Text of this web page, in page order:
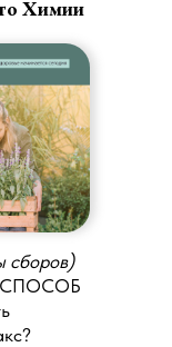
сборов)
СПОСОБ
Химии